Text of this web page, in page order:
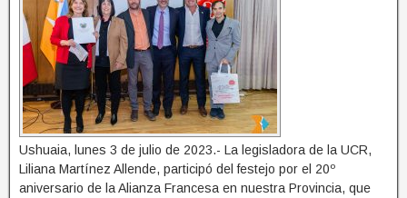
Ushuaia, lunes 3 de julio de 2023.- La legisladora de la UCR,
Liliana Martínez Allende, participó del festejo por el 20º
aniversario de la Alianza Francesa en nuestra Provincia, que